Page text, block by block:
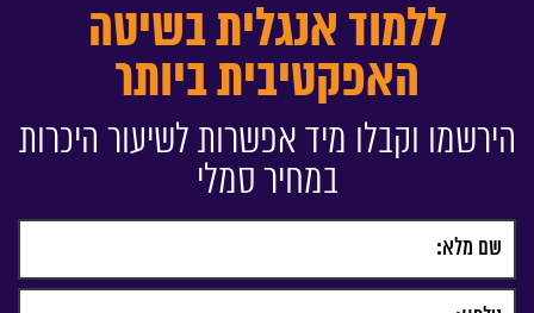
ללמוד אנגלית בשיטה
האפקטיבית ביותר
הירשמו וקבלו מיד אפשרות לשיעור היכרות
במחיר סמלי